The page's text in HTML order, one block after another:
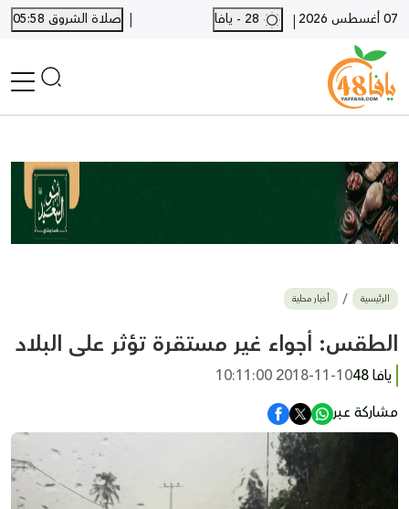
07 أغسطس 2026 |
| صلاة الشروق 05:58
أخبار محلية
أخبار يافا
SHORTS
أخبار اللد والرملة
بيع وشراء
أخبار القدس
وفيات
المزيد
الرئيسية أخبار محلية
الطقس: أجواء غير مستقرة تؤثر على البلاد
يافا 48
2018-11-10 10:11:00
مشاركة عبر